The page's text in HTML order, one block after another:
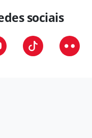
sociais